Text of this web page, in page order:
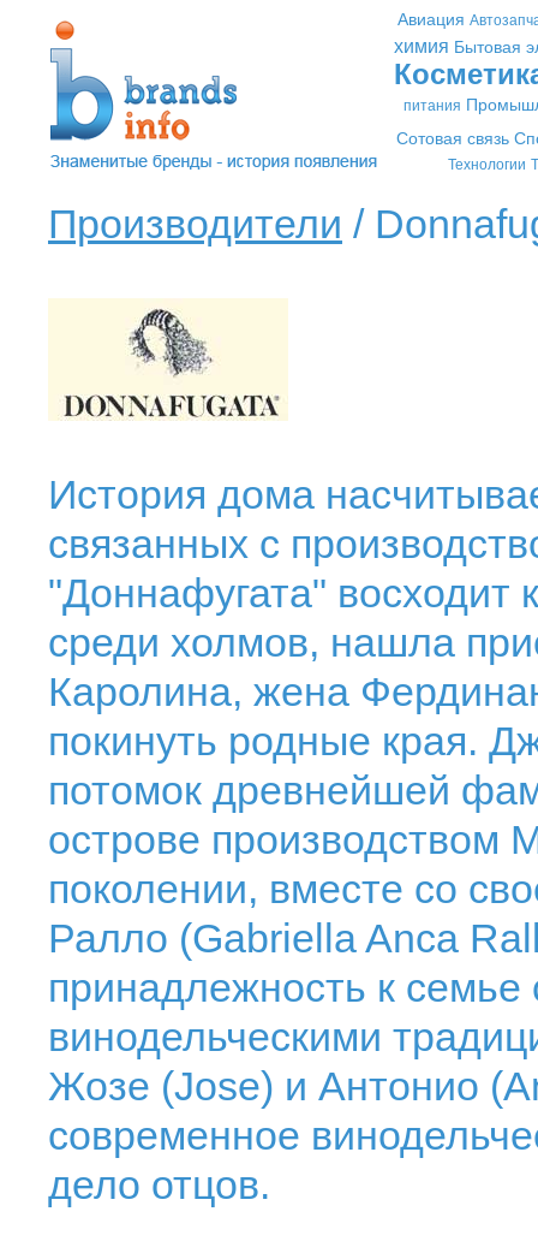
Авиация
химия Бытовая
питания
Сотовая связь
Технологии
Производители /
История дома
связанных с
"Доннафугата" восходит
среди холмов, нашла
Каролина, жена
покинуть родные края.
потомок древнейшей
острове производством
поколении, вместе со
Ралло (Gabriella Anca
принадлежность к
винодельческими
Жозе (Jose) и Антонио
современное
дело отцов.